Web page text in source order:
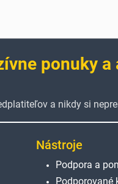
ponuky a
a nikdy si
Nástroje
Podpora a
Podporované